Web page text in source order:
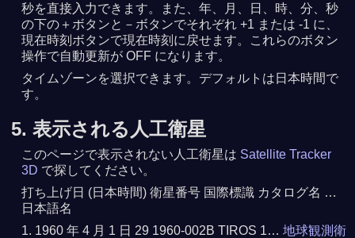
秒を直接入力できます。また、年、月、日、時、分、秒
の下の＋ボタンと－ボタンでそれぞれ +1 または -1 に、
現在時刻ボタンで現在時刻に戻せます。これらのボタン
操作で自動更新が OFF になります。
タイムゾーンを選択できます。デフォルトは日本時間で
す。
5. 表示される人工衛星
このページで表示されない人工衛星は Satellite Tracker
3D で探してください。
打ち上げ日 (日本時間) 衛星番号 国際標識 カタログ名 …
日本語名
1960 年 4 月 1 日 29 1960-002B TIROS 1…地球観測衛